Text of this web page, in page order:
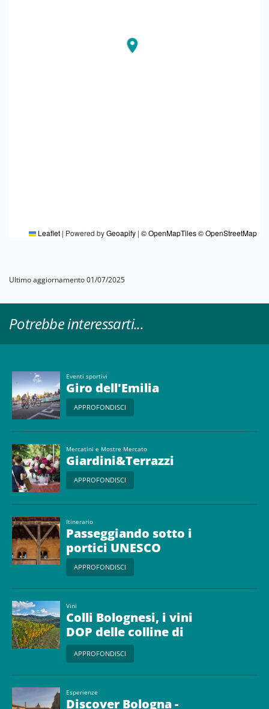
Leaflet | Powered byGeoapify | © OpenMapTiles© OpenStreetMap
Ultimo aggiornamento 01/07/2025
Potrebbe interessarti...
Eventi sportivi
Giro dell'Emilia
APPROFONDISCI
Mercatini e Mostre Mercato
Giardini&Terrazzi
APPROFONDISCI
Itinerario
Passeggiando sotto i
portici UNESCO
APPROFONDISCI
Vini
Colli Bolognesi, i vini
DOP delle colline di
Bologna
APPROFONDISCI
Esperienze
Discover Bologna -